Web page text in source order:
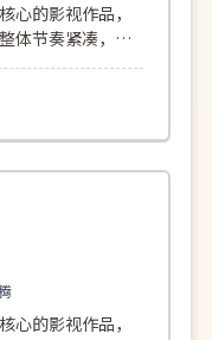
的影视作品，
体节奏紧凑，值
105分钟
的影视作品，